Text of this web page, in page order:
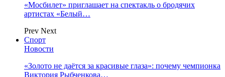
«Мосбилет» приглашает на спектакль о бродячих
артистах «Белый…
Prev Next
Спорт
Новости
«Золото не даётся за красивые глаза»: почему чемпионка
Виктория Рыбченкова…